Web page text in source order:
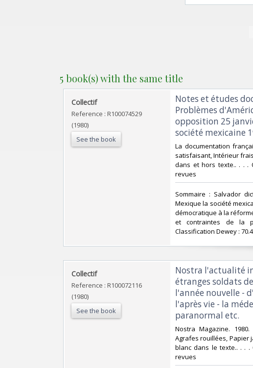
5 book(s) with the same title
‎Collectif‎
Reference : R100074529
(1980)
See the book
‎Notes et études
Problèmes
opposition 25
société mexicaine
‎La documentation
satisfaisant, Intérieur
dans et hors texte.. . . .
revues‎
‎Sommaire : Salvador
Mexique la société
démocratique à la
et contraintes de la
Classification Dewey :
‎Collectif‎
Reference : R100072116
(1980)
See the book
‎Nostra l'actualité
étranges soldats
l'année nouvelle -
l'après vie - la
paranormal etc.‎
‎Nostra Magazine.
Agrafes rouillées, Papier
blanc dans le texte.. . . .
revues‎